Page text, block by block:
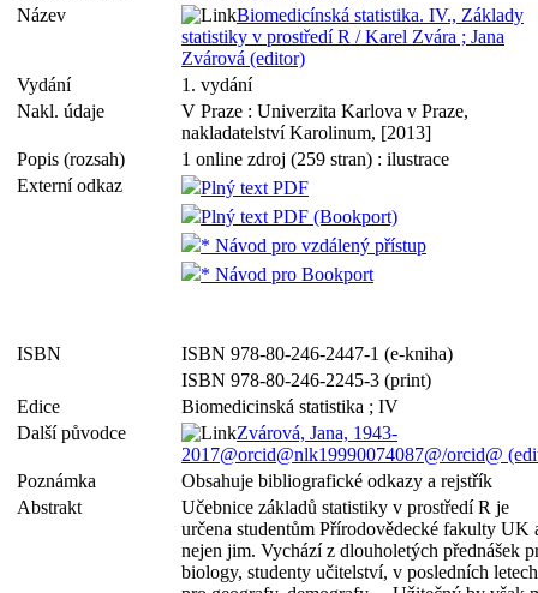
Název
Biomedicínská statistika. IV., Základy
statistiky v prostředí R / Karel Zvára ; Jana
Zvárová (editor)
Vydání
1. vydání
Nakl. údaje
V Praze : Univerzita Karlova v Praze,
nakladatelství Karolinum, [2013]
Popis (rozsah)
1 online zdroj (259 stran) : ilustrace
Externí odkaz
Plný text PDF
Plný text PDF (Bookport)
* Návod pro vzdálený přístup
* Návod pro Bookport
ISBN
ISBN 978-80-246-2447-1 (e-kniha)
ISBN 978-80-246-2245-3 (print)
Edice
Biomedicinská statistika ; IV
Další původce
Zvárová, Jana, 1943-
2017@orcid@nlk19990074087@/orcid@
Poznámka
Obsahuje bibliografické odkazy a rejstřík
Abstrakt
Učebnice základů statistiky v prostředí R je
určena studentům Přírodovědecké fakulty UK
nejen jim. Vychází z dlouholetých přednášek
biology, studenty učitelství, v posledních letech